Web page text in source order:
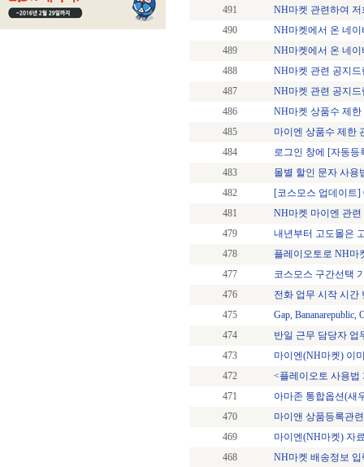
491
NH마켓 관련하여
490
NH마켓에서 온 네
489
NH마켓에서 온 네
488
NH마켓 관련 공지드
487
NH마켓 관련 공지드
486
NH마켓 상품수 제
485
마이엔 상품수 제한
484
로그인 창에 [자동등
483
몰별 할인 문자 사용
482
[코스모스 업데이트]
481
NH마켓 마이엔 관
479
내년부터 고도몰은
478
플레이오토로 NH마
477
코스모스 구간선택
476
전화 업무 시작 시간
475
Gap,
474
반일 근무 담당자 업
473
마이엔(NH마켓) 이
472
<플레이오토 사용법
471
아마존 통합옵션(새
470
마이앤 상품등록관
469
마이엔(NH마켓) 자
468
NH마켓 배송정보